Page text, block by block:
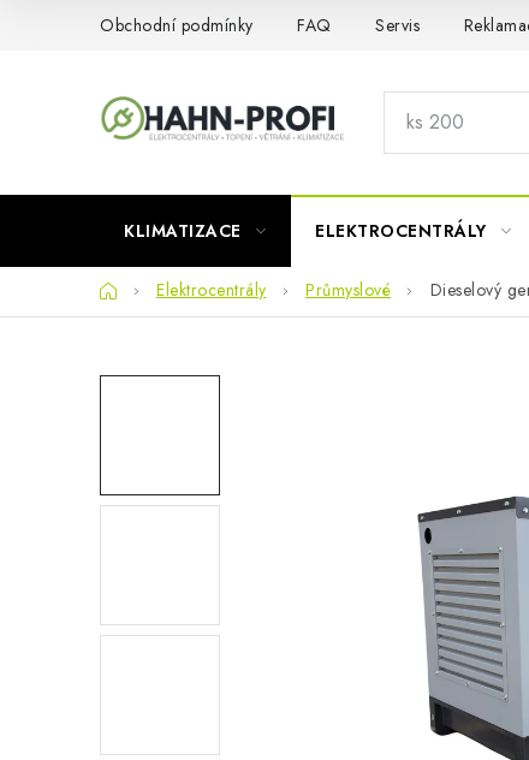
Obchodní podmínky FAQ Servis
KLIMATIZACE ELEKTROCENTRÁLY
DomůElektrocentrály Průmyslové Dieselový